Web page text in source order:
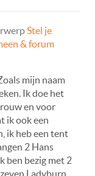
Stel je
& forum
mijn naam
Ik doe het
en voor
ik ook een
ik heb een tent
2 Hans
ben bezig met 2
Ladyburn